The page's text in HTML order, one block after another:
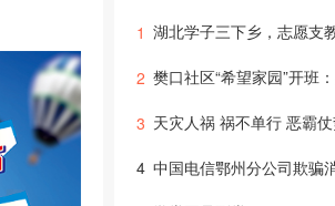
1 湖北学子三下乡，志愿支教在路上：30度，
2 樊口社区“希望家园”开班：盛夏遇见，情暖
3 天灾人祸 祸不单行 恶霸仗势 欺压
4 中国电信鄂州分公司欺骗